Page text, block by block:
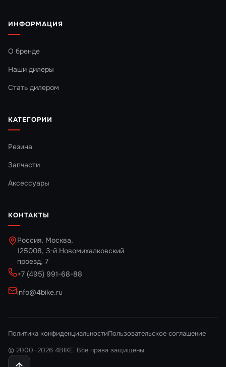
ИНФОРМАЦИЯ
О бренде
Наши дилеры
Стать дилером
КАТЕГОРИИ
Резина
Запчасти
Аксессуары
КОНТАКТЫ
Россия, Москва,
125008, 3-й Новомихалковский
проезд, 7
+7 (495) 991-68-88
info@4bike.ru
© 2000–2026 4BIKE. Все права защищены.
Политика конфиденциальностиПользовательское соглашение